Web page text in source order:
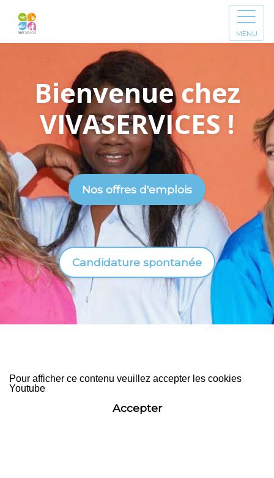
MENU
Bienvenue chez
VIVASERVICES !
Nos offres d'emplois
Candidature spontanée
Pour afficher ce contenu veuillez accepter les cookies
Youtube
Accepter